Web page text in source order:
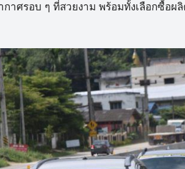
กาศรอบ ๆ ที่สวยงาม พร้อมทั้งเลือกซื้อ